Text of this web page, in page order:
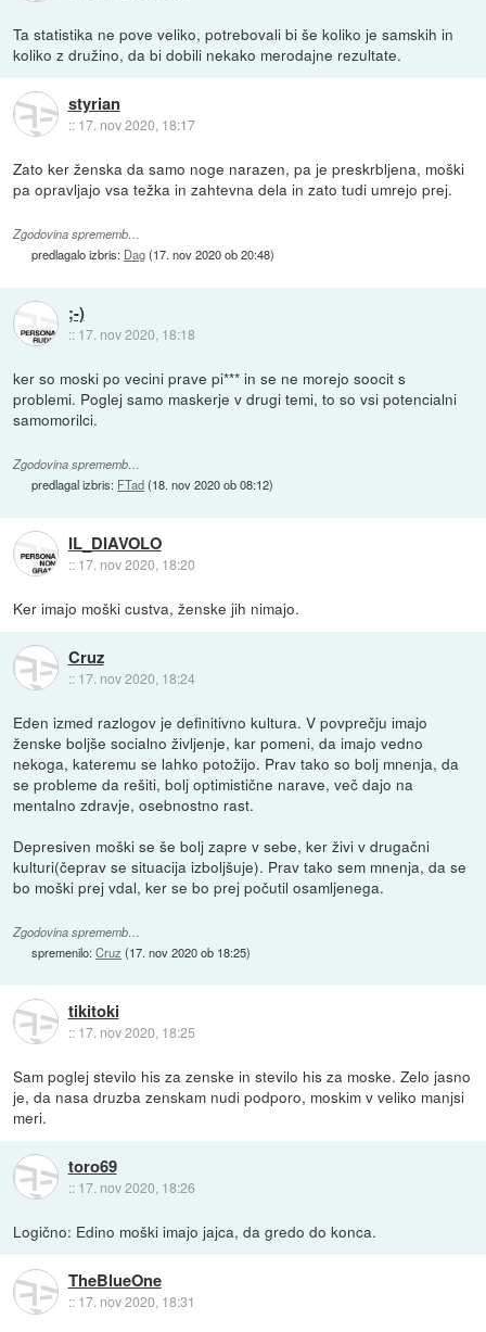
Ta statistika ne pove veliko, potrebovali bi še koliko je samskih in
koliko z družino, da bi dobili nekako merodajne rezultate.
styrian
:: 17. nov 2020, 18:17
Zato ker ženska da samo noge narazen, pa je preskrbljena, moški
pa opravljajo vsa težka in zahtevna dela in zato tudi umrejo prej.
Zgodovina sprememb…
predlagalo izbris: Dag(17. nov 2020 ob 20:48)
;-)
:: 17. nov 2020, 18:18
ker so moski po vecini prave pi*** in se ne morejo soocit s
problemi. Poglej samo maskerje v drugi temi, to so vsi potencialni
samomorilci.
Zgodovina sprememb…
predlagal izbris: FTad(18. nov 2020 ob 08:12)
IL_DIAVOLO
:: 17. nov 2020, 18:20
Ker imajo moški custva, ženske jih nimajo.
Cruz
:: 17. nov 2020, 18:24
Eden izmed razlogov je definitivno kultura. V povprečju imajo
ženske boljše socialno življenje, kar pomeni, da imajo vedno
nekoga, kateremu se lahko potožijo. Prav tako so bolj mnenja, da
se probleme da rešiti, bolj optimistične narave, več dajo na
mentalno zdravje, osebnostno rast.
Depresiven moški se še bolj zapre v sebe, ker živi v drugačni
kulturi(čeprav se situacija izboljšuje). Prav tako sem mnenja, da se
bo moški prej vdal, ker se bo prej počutil osamljenega.
Zgodovina sprememb…
spremenilo:Cruz (17. nov 2020 ob 18:25)
tikitoki
:: 17. nov 2020, 18:25
Sam poglej stevilo his za zenske in stevilo his za moske. Zelo jasno
je, da nasa druzba zenskam nudi podporo, moskim v veliko manjsi
meri.
toro69
:: 17. nov 2020, 18:26
Logično: Edino moški imajo jajca, da gredo do konca.
TheBlueOne
:: 17. nov 2020, 18:31